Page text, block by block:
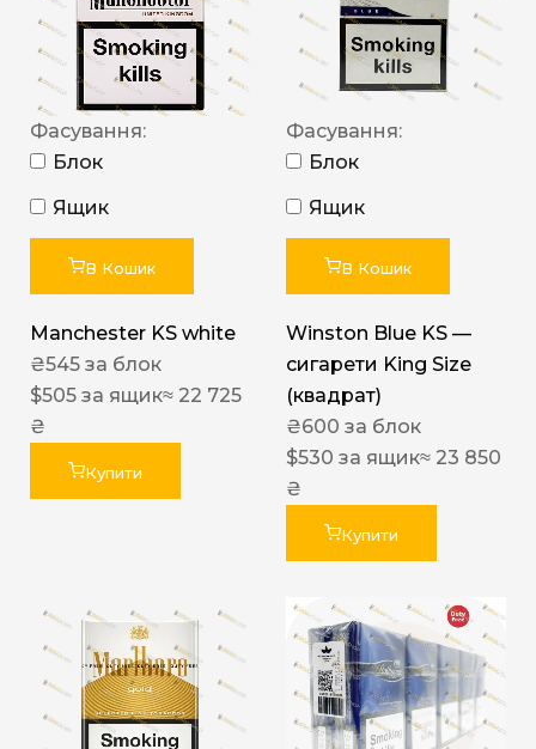
Фасування:
Блок
Ящик
В Кошик
Manchester KS white
₴545 за блок
$505 за ящик≈ 22 725
₴
Купити
Фасування:
Блок
Ящик
В Кошик
Winston Blue KS —
сигарети King Size
(квадрат)
₴600 за блок
$530 за ящик≈ 23 850
₴
Купити